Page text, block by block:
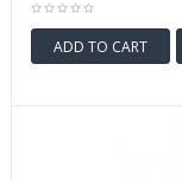
ADD TO CART